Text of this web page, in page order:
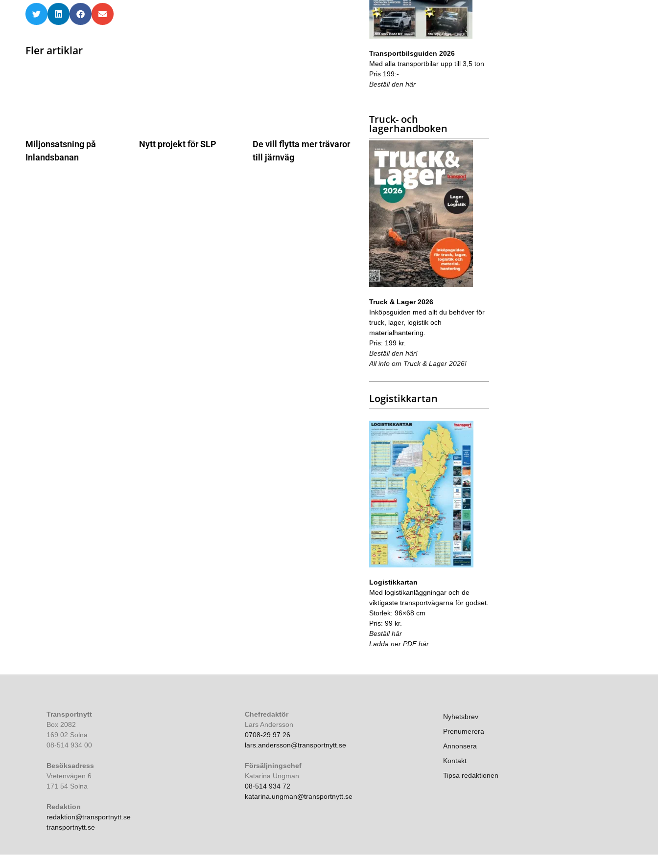
Fler artiklar
Miljonsatsning på
Inlandsbanan
Nytt projekt för SLP
De vill flytta mer trävaror
till järnväg
Transportbilsguiden 2026
Med alla transportbilar upp till 3,5 ton
Pris 199:-
Beställ den här
Truck- och
lagerhandboken
Truck & Lager 2026
Inköpsguiden med allt du behöver för
truck, lager, logistik och
materialhantering.
Pris: 199 kr.
Beställ den här!
All info om Truck & Lager 2026!
Logistikkartan
Logistikkartan
Med logistikanläggningar och de
viktigaste transportvägarna för godset.
Storlek: 96×68 cm
Pris: 99 kr.
Beställ här
Ladda ner PDF här
Transportnytt
Box 2082
169 02 Solna
08-514 934 00
Besöksadress
Vretenvägen 6
171 54 Solna
Redaktion
redaktion@transportnytt.se
transportnytt.se
Chefredaktör
Lars Andersson
0708-29 97 26
lars.andersson@transportnytt.se
Försäljningschef
Katarina Ungman
08-514 934 72
katarina.ungman@transportnytt.se
Nyhetsbrev
Prenumerera
Annonsera
Kontakt
Tipsa redaktionen